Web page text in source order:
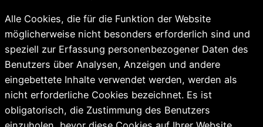
Alle Cookies, die für die Funktion der Website
möglicherweise nicht besonders erforderlich sind und
speziell zur Erfassung personenbezogener Daten des
Benutzers über Analysen, Anzeigen und andere
eingebettete Inhalte verwendet werden, werden als
nicht erforderliche Cookies bezeichnet. Es ist
obligatorisch, die Zustimmung des Benutzers